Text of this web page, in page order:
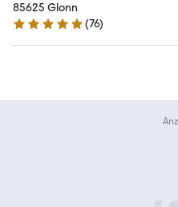
85625 Glonn
4.9 Sterne
(76)